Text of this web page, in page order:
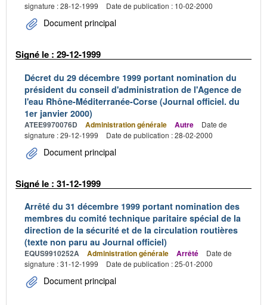
signature : 28-12-1999 Date de publication : 10-02-2000
Document principal
Signé le : 29-12-1999
Décret du 29 décembre 1999 portant nomination du
président du conseil d'administration de l'Agence de
l'eau Rhône-Méditerranée-Corse (Journal officiel. du
1er janvier 2000)
ATEE9970076D Administration générale Autre
Date de
signature : 29-12-1999
Date de publication : 28-02-2000
Document principal
Signé le : 31-12-1999
Arrêté du 31 décembre 1999 portant nomination des
membres du comité technique paritaire spécial de la
direction de la sécurité et de la circulation routières
(texte non paru au Journal officiel)
EQUS9910252A Administration générale Arrêté
Date de
signature : 31-12-1999
Date de publication : 25-01-2000
Document principal